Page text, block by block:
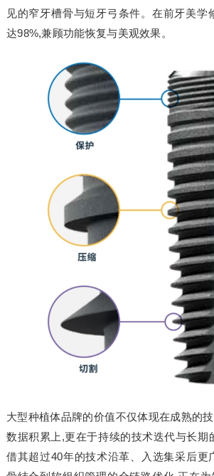
见的窄牙槽骨与短牙弓条件。在前牙美学
达98%,兼顾功能恢复与美观效果。
大型种植体品牌的价值不仅体现在成熟的
数据积累上,更在于持续的技术迭代与长期
借其超过40年的技术沿革、入选集采后更